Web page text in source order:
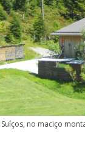
Suíços, no maciço